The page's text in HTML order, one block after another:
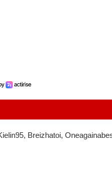
Breizhatoi,